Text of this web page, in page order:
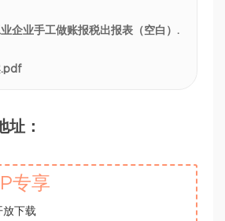
企业手工做账报税出报表（空白）.
.pdf
址：
专享
放下载